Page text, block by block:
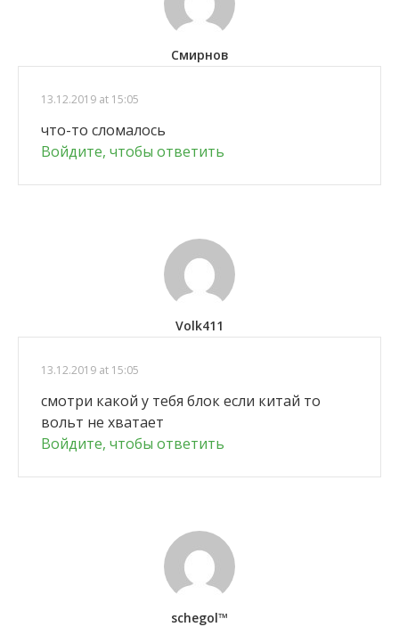
Смирнов
13.12.2019 at 15:05
что-то сломалось
Войдите, чтобы ответить
Volk411
13.12.2019 at 15:05
смотри какой у тебя блок если китай то
вольт не хватает
Войдите, чтобы ответить
schegol™